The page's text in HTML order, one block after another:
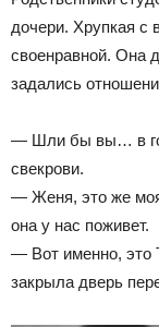
дочери. Хрупкая с
своенравной. Она
задались
— Шли бы вы… в
свекрови.
— Женя, это же
она у нас поживет.
— Вот именно, это
закрыла дверь